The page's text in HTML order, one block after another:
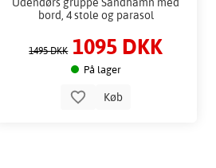
bord, 4 stole og parasol
1495 DKK 1095 DKK
På lager
Køb